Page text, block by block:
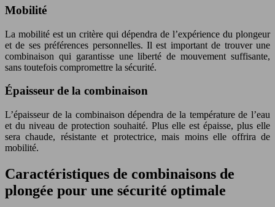
Mobilité
La mobilité est un critère qui dépendra de l’expérience du plongeur
et de ses préférences personnelles. Il est important de trouver une
combinaison qui garantisse une liberté de mouvement suffisante,
sans toutefois compromettre la sécurité.
Épaisseur de la combinaison
L’épaisseur de la combinaison dépendra de la température de l’eau
et du niveau de protection souhaité. Plus elle est épaisse, plus elle
sera chaude, résistante et protectrice, mais moins elle offrira de
mobilité.
Caractéristiques de combinaisons de
plongée pour une sécurité optimale